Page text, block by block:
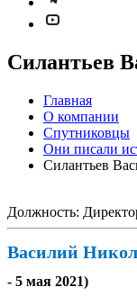
Силантьев
Главная
О компании
Спутниковцы
Они писали
Силантьев
Должность:
Василий
- 5 мая 2021)